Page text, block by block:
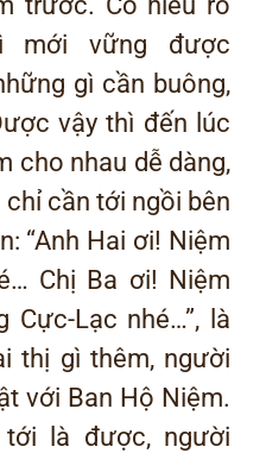
mới vững được
gì cần buông,
vậy thì đến lúc
cho nhau dễ dàng,
cần tới ngồi bên
“Anh Hai ơi! Niệm
Chị Ba ơi! Niệm
Cực-Lạc nhé…”, là
thị gì thêm, người
với Ban Hộ Niệm.
là được, người